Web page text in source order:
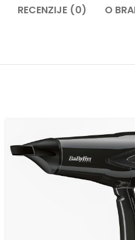
RECENZIJE (0) O